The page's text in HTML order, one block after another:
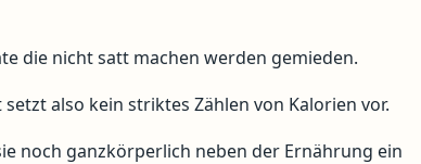
die nicht satt machen werden gemieden.
setzt also kein striktes Zählen von Kalorien vor.
noch ganzkörperlich neben der Ernährung ein